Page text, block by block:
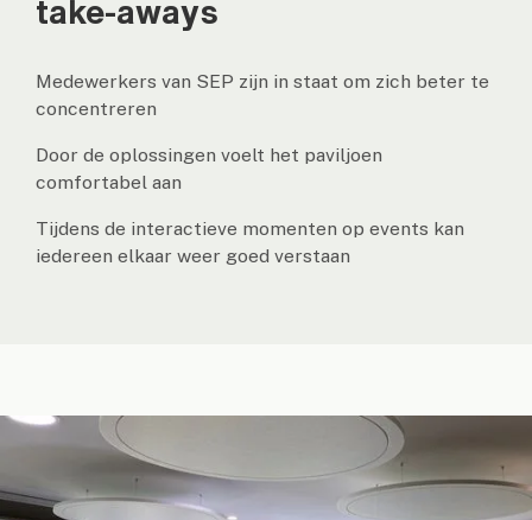
take-aways
Medewerkers van SEP zijn in staat om zich beter te
concentreren
Door de oplossingen voelt het paviljoen
comfortabel aan
Tijdens de interactieve momenten op events kan
iedereen elkaar weer goed verstaan